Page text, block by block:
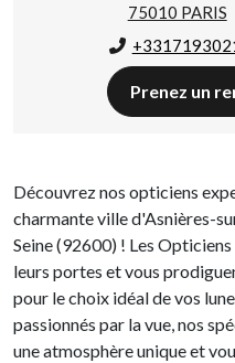
75010 PARIS
Prenez un
Découvrez nos opticiens
charmante ville d'Asnières-
Seine (92600) ! Les
leurs portes et vous
pour le choix idéal de vos
passionnés par la vue, nos
une atmosphère unique et